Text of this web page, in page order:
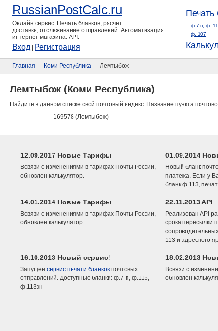
RussianPostCalc.ru
Онлайн сервис. Печать бланков, расчет
доставки, отслеживание отправлений. Автоматизация
интернет магазина. API.
Вход Регистрация
Печать
ф.7-п, ф.
ф. 107
Главная — Коми Республика — Лемтыбож
Лемтыбож (Коми Республика)
Найдите в данном списке свой почтовый индекс. Название пункта
169578 (Лемтыбож)
12.09.2017 Новые Тарифы
Всвязи с изменениями в тарифах Почты России,
обновлен калькулятор.
01.09.2014
Новый бланк
платежа. Если у
бланк ф.113,
14.01.2014 Новые Тарифы
Всвязи с изменениями в тарифах Почты России,
обновлен калькулятор.
22.11.2013 API
Реализован API
срока пересылки
113 и адресного
16.10.2013 Новый сервис!
Запущен сервис печати бланков почтовых
отправлений. Доступные бланки: ф.7-п, ф.116,
ф.113эн
18.02.2013
Всвязи с
обновлен